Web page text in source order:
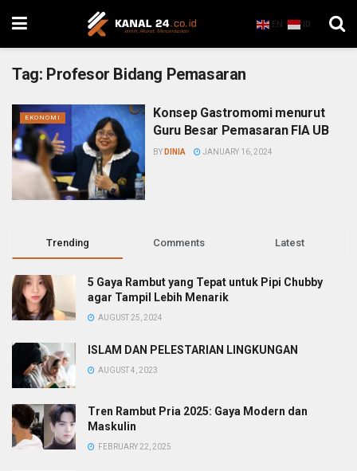
EN ID
Tag: Profesor Bidang Pemasaran
EKONOMI
Konsep Gastromomi menurut
Guru Besar Pemasaran FIA UB
BY DINIA JANUARY 16, 2024
Trending Comments Latest
5 Gaya Rambut yang Tepat untuk Pipi Chubby
agar Tampil Lebih Menarik
AUGUST 25, 2024
ISLAM DAN PELESTARIAN LINGKUNGAN
AUGUST 4, 2023
Tren Rambut Pria 2025: Gaya Modern dan
Maskulin
FEBRUARY 22, 2025